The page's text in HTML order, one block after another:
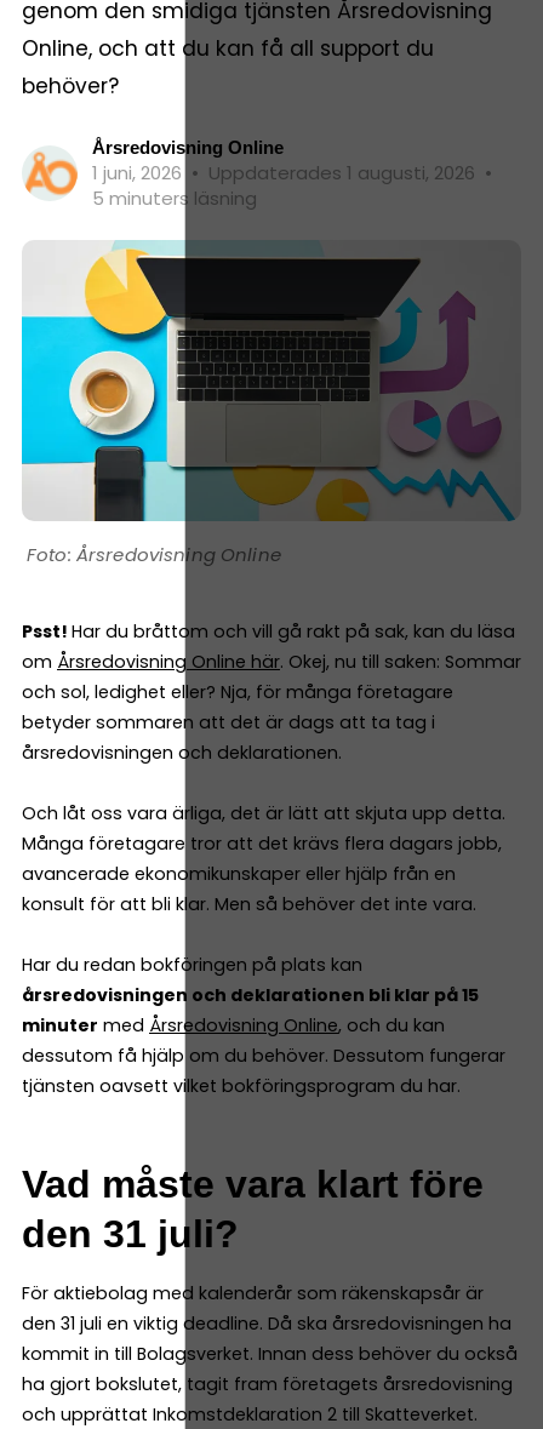
genom den smidiga tjänsten Årsredovisning
Online, och att du kan få all support du
behöver?
Årsredovisning Online
1 juni, 2026 • Uppdaterades 1 augusti, 2026 •
5 minuters läsning
Årsredovisning Online
Psst! Har du bråttom och vill gå rakt på sak, kan du läsa
om Årsredovisning Online här. Okej, nu till saken: Sommar
och sol, ledighet eller? Nja, för många företagare
betyder sommaren att det är dags att ta tag i
årsredovisningen och deklarationen.
Och låt oss vara ärliga, det är lätt att skjuta upp detta.
Många företagare tror att det krävs flera dagars jobb,
avancerade ekonomikunskaper eller hjälp från en
konsult för att bli klar. Men så behöver det inte vara.
Har du redan bokföringen på plats kan
årsredovisningen och deklarationen bli klar på 15
minuter med Årsredovisning Online, och du kan
dessutom få hjälp om du behöver. Dessutom fungerar
tjänsten oavsett vilket bokföringsprogram du har.
Vad måste vara klart före
den 31 juli?
För aktiebolag med kalenderår som räkenskapsår är
den 31 juli en viktig deadline. Då ska årsredovisningen ha
kommit in till Bolagsverket. Innan dess behöver du också
ha gjort bokslutet, tagit fram företagets årsredovisning
och upprättat Inkomstdeklaration 2 till Skatteverket.